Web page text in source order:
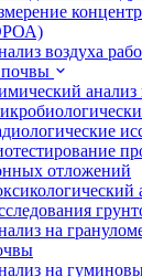
воздуха
отложений
на
на